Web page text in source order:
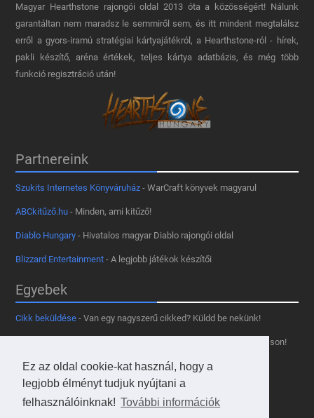
Ez az oldal cookie-kat használ, hogy a
legjobb élményt tudjuk nyújtani a
felhasználóinknak! További információk
Magyar Hearthstone​ rajongói oldal 2013 óta a közösségért! Nálunk
garantáltan nem maradsz le semmiről sem, és itt mindent megtalálsz
erről a gyors-iramú stratégiai kártyajátékról, a Hearthstone-ról - hírek,
pakli készítő, aréna értékek, teljes kártya adatbázis, és még több
funkció regisztráció után!
Partnereink
Szukits Internetes Könyváruház - WarCraft könyvek magyarul
ABCkitűző.hu - Minden, ami kitűző!
Diablo Hungary - Hivatalos magyar Diablo rajongói oldal
Blizzard Entertainment - A legjobb játékok készítői
Egyebek
Cikk beküldése - Van egy nagyszerű cikked? Küldd be nekünk!
- Tetszik az oldal? Segíts, hogy fennmaradhasson!
Kapcsolat, médiaajánlat- Lépj velünk kapcsolatba!
Használd a tooltipünket- A saját oldaladon is!